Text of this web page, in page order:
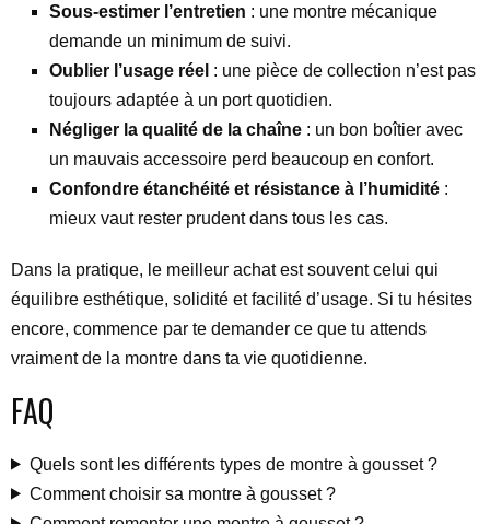
Sous-estimer l’entretien : une montre mécanique
demande un minimum de suivi.
Oublier l’usage réel : une pièce de collection n’est pas
toujours adaptée à un port quotidien.
Négliger la qualité de la chaîne : un bon boîtier avec
un mauvais accessoire perd beaucoup en confort.
Confondre étanchéité et résistance à l’humidité :
mieux vaut rester prudent dans tous les cas.
Dans la pratique, le meilleur achat est souvent celui qui
équilibre esthétique, solidité et facilité d’usage. Si tu hésites
encore, commence par te demander ce que tu attends
vraiment de la montre dans ta vie quotidienne.
FAQ
Quels sont les différents types de montre à gousset ?
Comment choisir sa montre à gousset ?